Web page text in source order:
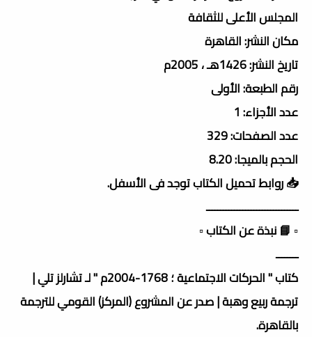
المجلس الأعلى للثقافة
مكان النشر: القاهرة
تاريخ النشر: 1426هـ ، 2005م
رقم الطبعة: الأولى
عدد الأجزاء: 1
عدد الصفحات: 329
الحجم بالميجا: 8.20
📥 روابط تحميل الكتاب توجد فى الأسفل.
ـــــــــــــــــــــــــــــــــ
▫️ 📘 نبذة عن الكتاب ▫️
ــــــــ
كتاب " الحركات الاجتماعية ؛ 1768-2004م " لـ تشارلز تلي |
ترجمة ربيع وهبة | صدر عن المشروع (المركز) القومي للترجمة
بالقاهرة.